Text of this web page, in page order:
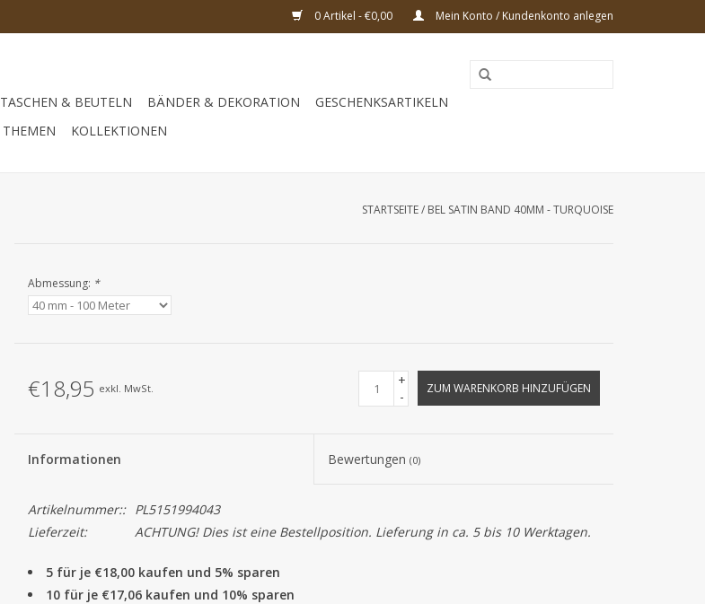
0 Artikel - €0,00 Mein Konto / Kundenkonto anlegen
TASCHEN & BEUTELN BÄNDER & DEKORATION
GESCHENKSARTIKELN
THEMEN KOLLEKTIONEN
STARTSEITE/ BEL SATIN BAND 40MM - TURQUOISE
Abmessung: *
€18,95 exkl. MwSt.
+
-
ZUM WARENKORB HINZUFÜGEN
Informationen Bewertungen(0)
Artikelnummer::
PL5151994043
Lieferzeit:
ACHTUNG! Dies ist eine Bestellposition. Lieferung in ca. 5 bis 10 Werktagen.
5 für je €18,00 kaufen und 5% sparen
10 für je €17,06 kaufen und 10% sparen